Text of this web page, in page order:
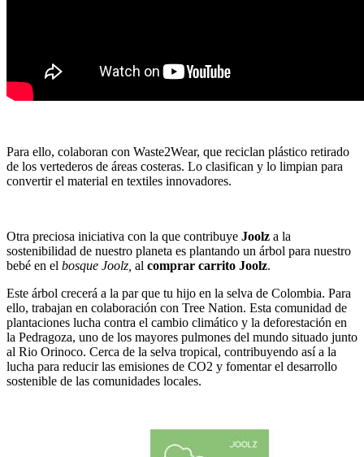
Para ello, colaboran con Waste2Wear, que reciclan plástico retirado
de los vertederos de áreas costeras. Lo clasifican y lo limpian para
convertir el material en textiles innovadores.
Otra preciosa iniciativa con la que contribuye Joolz a la
sostenibilidad de nuestro planeta es plantando un árbol para nuestro
bebé en el bosque Joolz, al comprar carrito Joolz.
Este árbol crecerá a la par que tu hijo en la selva de Colombia. Para
ello, trabajan en colaboración con Tree Nation. Esta comunidad de
plantaciones lucha contra el cambio climático y la deforestación en
la Pedragoza, uno de los mayores pulmones del mundo situado junto
al Rio Orinoco. Cerca de la selva tropical, contribuyendo así a la
lucha para reducir las emisiones de CO2 y fomentar el desarrollo
sostenible de las comunidades locales.